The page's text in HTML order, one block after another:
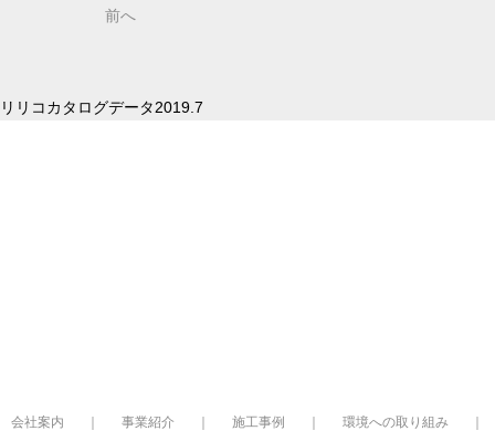
前へ
リリコカタログデータ2019.7
会社案内 事業紹介 施工事例 環境への取り組み